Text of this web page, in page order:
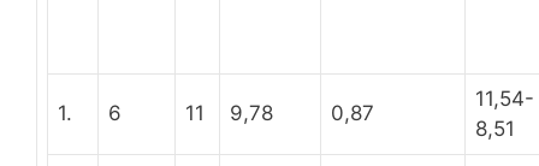
1. 6 11 9,78 0,87
11,54-
8,51